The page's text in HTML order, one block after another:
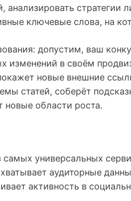
анализировать стратегии
ключевые слова, на
допустим, ваш
изменений в своём
новые внешние
статей, соберёт
новые области роста.
самых универсальных
аудиторные
активность в